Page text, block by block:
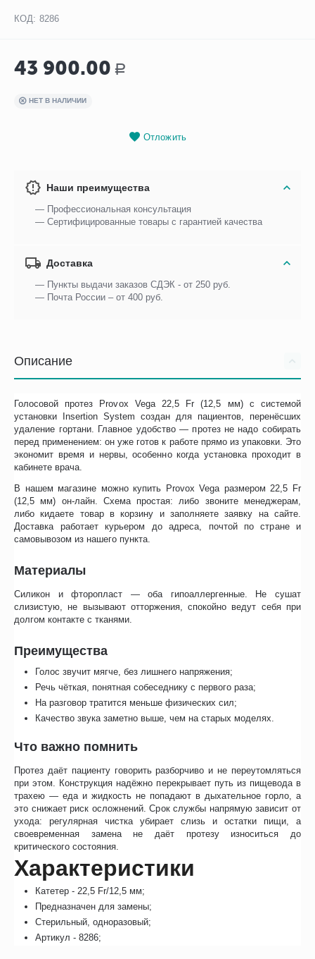
КОД: 8286
43 900.00 Р
НЕТ В НАЛИЧИИ
Отложить
Наши преимущества
— Профессиональная консультация
— Сертифицированные товары с гарантией качества
Доставка
— Пункты выдачи заказов СДЭК - от 250 руб.
— Почта России – от 400 руб.
Описание
Голосовой протез Provox Vega 22,5 Fr (12,5 мм) с системой
установки Insertion System создан для пациентов, перенёсших
удаление гортани. Главное удобство — протез не надо собирать
перед применением: он уже готов к работе прямо из упаковки. Это
экономит время и нервы, особенно когда установка проходит в
кабинете врача.
В нашем магазине можно купить Provox Vega размером 22,5 Fr
(12,5 мм) он-лайн. Схема простая: либо звоните менеджерам,
либо кидаете товар в корзину и заполняете заявку на сайте.
Доставка работает курьером до адреса, почтой по стране и
самовывозом из нашего пункта.
Материалы
Силикон и фторопласт — оба гипоаллергенные. Не сушат
слизистую, не вызывают отторжения, спокойно ведут себя при
долгом контакте с тканями.
Преимущества
Голос звучит мягче, без лишнего напряжения;
Речь чёткая, понятная собеседнику с первого раза;
На разговор тратится меньше физических сил;
Качество звука заметно выше, чем на старых моделях.
Что важно помнить
Протез даёт пациенту говорить разборчиво и не переутомляться
при этом. Конструкция надёжно перекрывает путь из пищевода в
трахею — еда и жидкость не попадают в дыхательное горло, а
это снижает риск осложнений. Срок службы напрямую зависит от
ухода: регулярная чистка убирает слизь и остатки пищи, а
своевременная замена не даёт протезу износиться до
критического состояния.
Характеристики
Катетер - 22,5 Fr/12,5 мм;
Предназначен для замены;
Стерильный, одноразовый;
Артикул - 8286;